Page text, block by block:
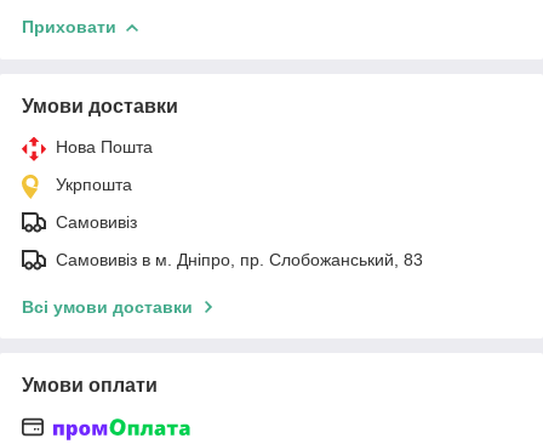
Приховати
Умови доставки
Нова Пошта
Укрпошта
Самовивіз
Самовивіз в м. Дніпро, пр. Слобожанський, 83
Всі умови доставки
Умови оплати